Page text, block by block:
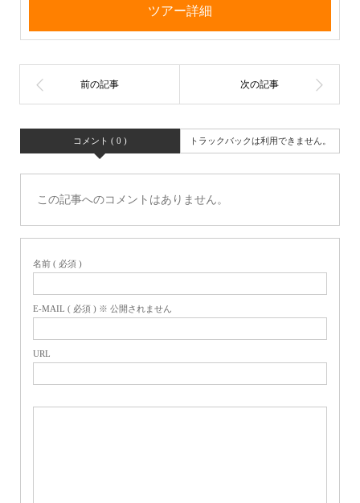
ツアー詳細
コメント ( 0 ) トラックバックは利用できません。
この記事へのコメントはありません。
名前 ( 必須 )
E-MAIL ( 必須 ) ※ 公開されません
URL